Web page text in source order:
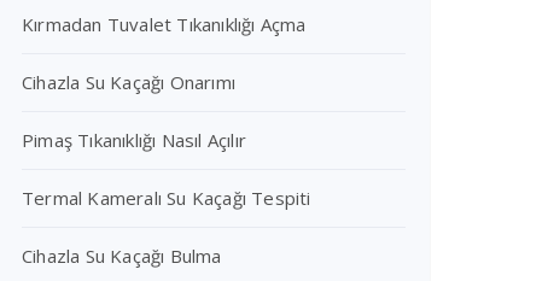
Kırmadan Tuvalet Tıkanıklığı Açma
Cihazla Su Kaçağı Onarımı
Pimaş Tıkanıklığı Nasıl Açılır
Termal Kameralı Su Kaçağı Tespiti
Cihazla Su Kaçağı Bulma